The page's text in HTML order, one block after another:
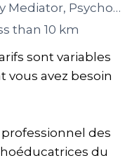
Psychotherapist
than 10 km
sont variables
vous avez besoin
des
du